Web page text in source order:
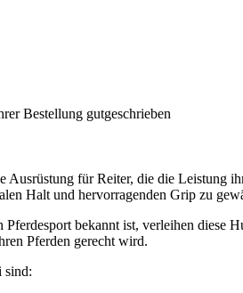
Bestellung gutgeschrieben
für Reiter, die die Leistung
Halt und hervorragenden Grip zu
bekannt ist, verleihen diese
Pferden gerecht wird.
sind: